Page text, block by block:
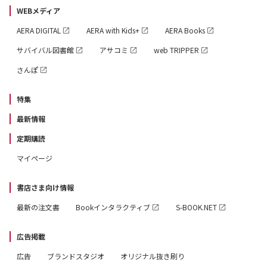
WEBメディア
AERA DIGITAL
AERA with Kids+
AERA Books
サバイバル図書館
アサコミ
web TRIPPER
さんぽ
特集
最新情報
定期購読
マイページ
書店さま向け情報
最新の注文書
Bookインタラクティブ S-BOOK.NET
広告掲載
広告
ブランドスタジオ オリジナル抜き刷り